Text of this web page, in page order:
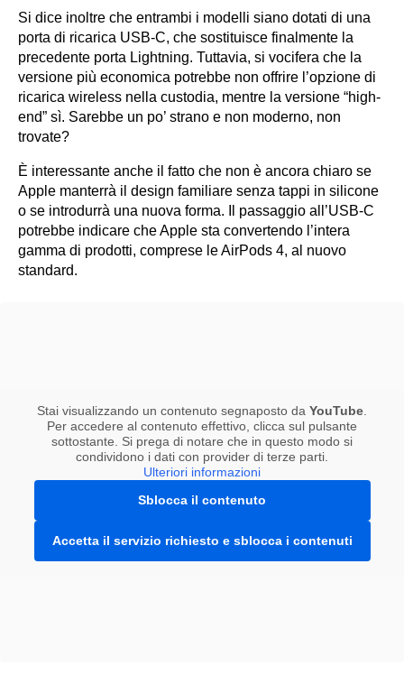
Si dice inoltre che entrambi i modelli siano dotati di una
porta di ricarica USB-C, che sostituisce finalmente la
precedente porta Lightning. Tuttavia, si vocifera che la
versione più economica potrebbe non offrire l’opzione di
ricarica wireless nella custodia, mentre la versione “high-
end” sì. Sarebbe un po’ strano e non moderno, non
trovate?
È interessante anche il fatto che non è ancora chiaro se
Apple manterrà il design familiare senza tappi in silicone
o se introdurrà una nuova forma. Il passaggio all’USB-C
potrebbe indicare che Apple sta convertendo l’intera
gamma di prodotti, comprese le AirPods 4, al nuovo
standard.
Stai visualizzando un contenuto segnaposto da YouTube
Per accedere al contenuto effettivo, clicca sul pulsante
sottostante. Si prega di notare che in questo modo si
condividono i dati con provider di terze parti.
Ulteriori informazioni
Sblocca il contenuto
Accetta il servizio richiesto e sblocca i contenuti